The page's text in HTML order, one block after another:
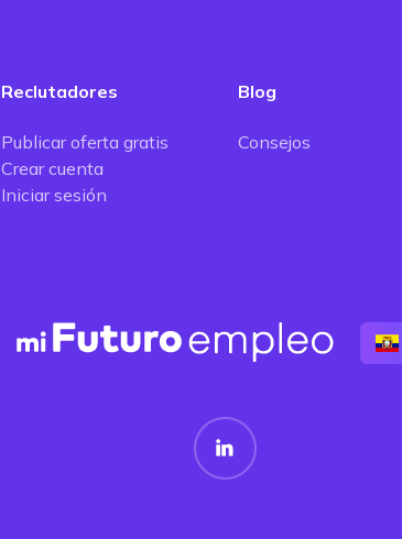
Reclutadores
Publicar oferta gratis
Crear cuenta
Iniciar sesión
Blog
Consejos